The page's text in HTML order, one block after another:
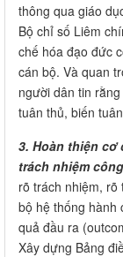
thông qua giáo
Bộ chỉ số Liêm
chế hóa đạo đức
cán bộ. Và quan
người dân tin
tuân thủ, biến
3. Hoàn thiện cơ
trách nhiệm
rõ trách nhiệm,
bộ hệ thống hành
quả đầu ra
Xây dựng Bảng